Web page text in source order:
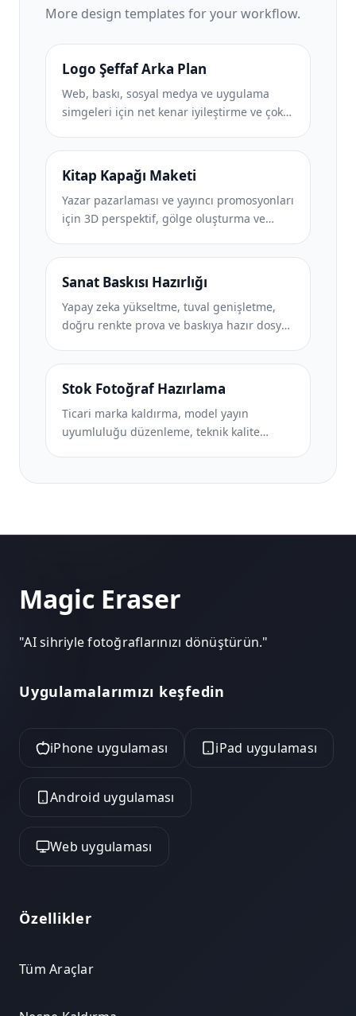
More design templates for your workflow.
Logo Şeffaf Arka Plan
Web, baskı, sosyal medya ve uygulama
simgeleri için net kenar iyileştirme ve çok
şeffaf PNG logoları oluşturun. Basılı
logoların ve dijital dosyaların fotoğrafları
üzerinde çalışır.
Kitap Kapağı Maketi
Yazar pazarlaması ve yayıncı promosyonları
için 3D perspektif, gölge oluşturma ve
kapağı maketleri oluşturun.
Sanat Baskısı Hazırlığı
Yapay zeka yükseltme, tuval genişletme,
doğru renkte prova ve baskıya hazır dosya
eserlerini ve fotoğrafları geniş formatlı
baskıya hazırlayın.
Stok Fotoğraf Hazırlama
Ticari marka kaldırma, model yayın
uyumluluğu düzenleme, teknik kalite
gönderilmek üzere hazırlayın.
Magic Eraser
"AI sihriyle fotoğraflarınızı dönüştürün."
Uygulamalarımızı keşfedin
iPhone uygulaması iPad uygulaması
Android uygulaması
Web uygulaması
Özellikler
Tüm Araçlar